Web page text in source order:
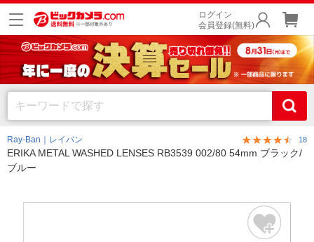
ログイン
会員登録(無料)
Ray-Ban｜レイバン 18
ERIKA METAL WASHED LENSES RB3539 002/80 54mm ブラック/
ブルー